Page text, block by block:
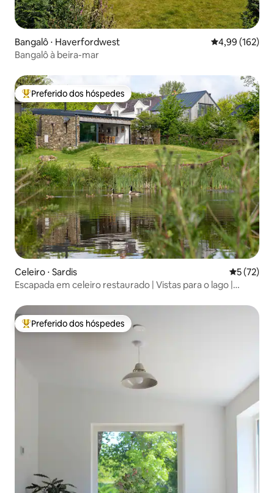
Bangalô ⋅ Haverfordwest 4,99 de uma
4,99 (162)
Bangalô à beira-mar
Entre os melhores preferidos dos hóspedes
Preferido dos hóspedes
Celeiro ⋅ Sardis 5 de uma
5 (72)
Escapada em celeiro restaurado | Vistas para o lago |
Entre os melhores preferidos dos hóspedes
Preferido dos hóspedes